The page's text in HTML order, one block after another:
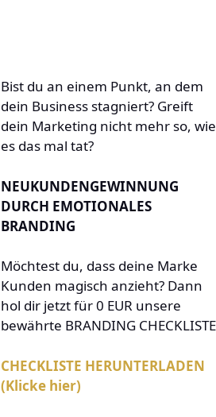
Bist du an einem Punkt, an dem
dein Business stagniert? Greift
dein Marketing nicht mehr so, wie
es das mal tat?
NEUKUNDENGEWINNUNG
DURCH EMOTIONALES
BRANDING
Möchtest du, dass deine Marke
Kunden magisch anzieht? Dann
hol dir jetzt für 0 EUR unsere
bewährte BRANDING
CHECKLISTE HERUNTERLADEN
(Klicke hier)